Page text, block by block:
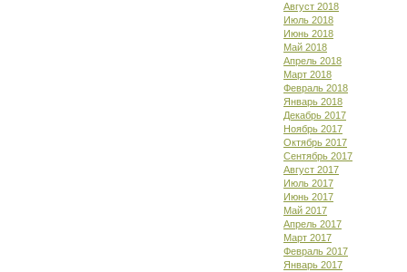
Август 2018
Июль 2018
Июнь 2018
Май 2018
Апрель 2018
Март 2018
Февраль 2018
Январь 2018
Декабрь 2017
Ноябрь 2017
Октябрь 2017
Сентябрь 2017
Август 2017
Июль 2017
Июнь 2017
Май 2017
Апрель 2017
Март 2017
Февраль 2017
Январь 2017